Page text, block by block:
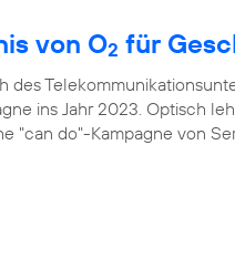
von O2 für
des
ins Jahr 2023. Optisch
"can do"-Kampagne von